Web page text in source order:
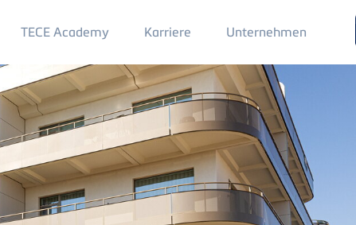
TECE Academy Main
Menu
2
Karriere Unternehmen